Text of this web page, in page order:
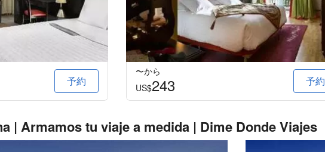
予約
〜から
US$243 予約
| Armamos tu viaje a medida | Dime Donde Viajes